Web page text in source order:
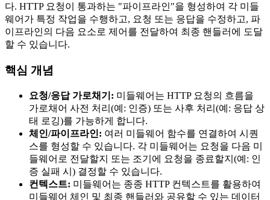
다. HTTP 요청이 통과하는 "파이프라인"을 형성하여 각 미들
웨어가 특정 작업을 수행하고, 요청 또는 응답을 수정하고, 파
이프라인의 다음 요소로 제어를 전달하여 최종 핸들러에 도달
할 수 있습니다.
핵심 개념
요청/응답 가로채기: 미들웨어는 HTTP 요청의 흐름을
가로채어 사전 처리(예: 인증) 또는 사후 처리(예: 응답 상
태 로깅)를 가능하게 합니다.
체인/파이프라인: 여러 미들웨어 함수를 연결하여 시퀀
스를 형성할 수 있습니다. 각 미들웨어는 요청을 다음 미
들웨어로 전달할지 또는 조기에 요청을 종료할지(예: 인
증 실패 시) 결정할 수 있습니다.
컨텍스트: 미들웨어는 종종 HTTP 컨텍스트를 활용하여
미들웨어 체인 및 최종 핸들러와 공유할 수 있는 데이터